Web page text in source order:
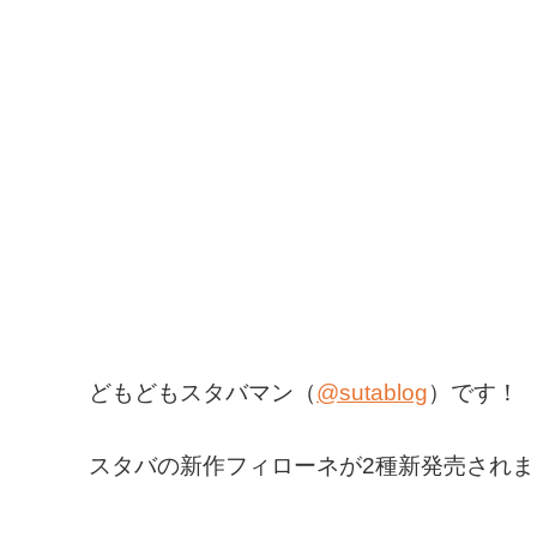
どもどもスタバマン（@sutablog）です！
スタバの新作フィローネが2種新発売され